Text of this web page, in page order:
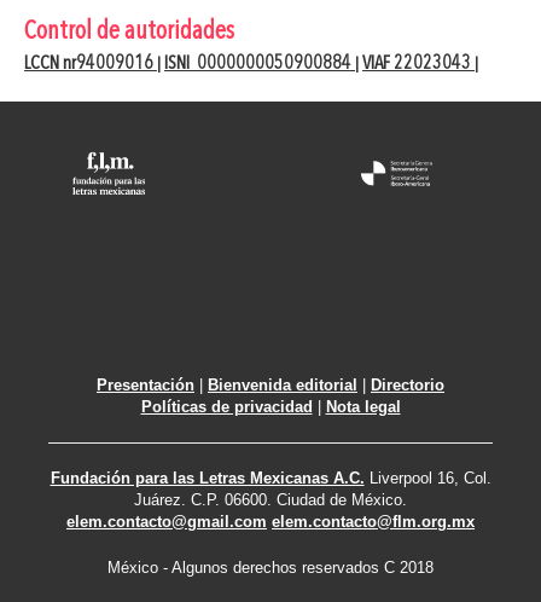
Control de autoridades
LCCN nr94009016 ISNI 0000000050900884 VIAF 22023043
Presentación Bienvenida editorial
Directorio
Políticas de privacidad
Nota legal
Fundación para las Letras Mexicanas A.C. Liverpool 16, Col.
Juárez. C.P. 06600. Ciudad de México.
elem.contacto@gmail.com elem.contacto@flm.org.mx
México - Algunos derechos reservados C 2018